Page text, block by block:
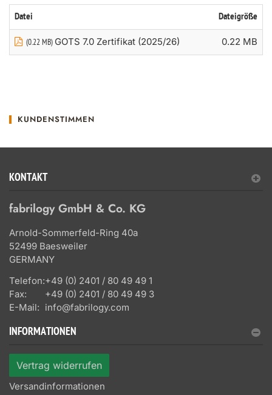
Datei Dateigröße
(0.22 MB) GOTS 7.0 Zertifikat (2025/26) 0.22 MB
KUNDENSTIMMEN
KONTAKT
fabrilogy GmbH & Co. KG
Arnold-Sommerfeld-Ring 40a
52499 Baesweiler
GERMANY
Telefon:+49 (0) 2401 / 80 49 49 1
Fax:
+49 (0) 2401 / 80 49 49 3
E-Mail: info@fabrilogy.com
INFORMATIONEN
Vertrag widerrufen
Versandinformationen